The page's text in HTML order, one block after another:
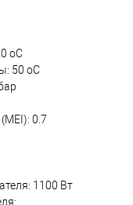
oC
50 oC
0.7
1100 Вт